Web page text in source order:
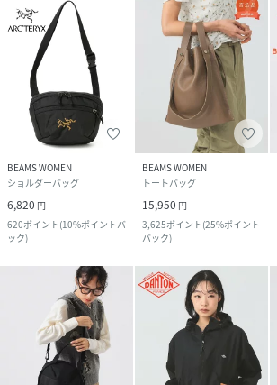
BEAMS WOMEN
ショルダーバッグ
6,820 円
620ポイント(10%ポイントバ
ック)
BEAMS WOMEN
トートバッグ
15,950 円
3,625ポイント(25%ポイント
バック)